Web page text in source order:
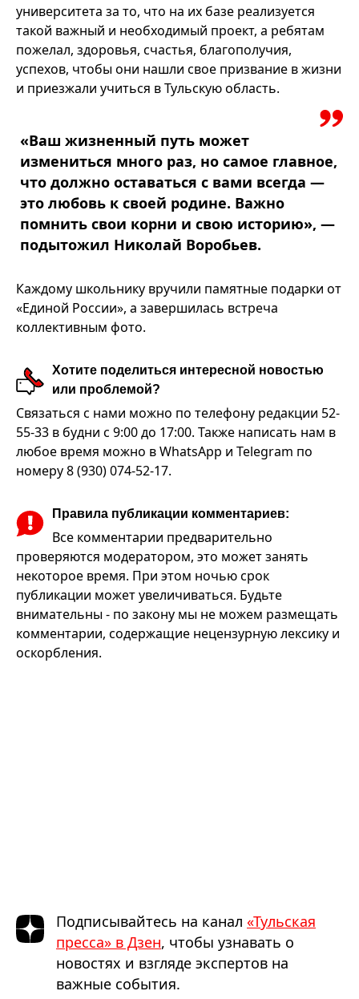
университета за то, что на их базе реализуется
такой важный и необходимый проект, а ребятам
пожелал, здоровья, счастья, благополучия,
успехов, чтобы они нашли свое призвание в жизни
и приезжали учиться в Тульскую область.
«Ваш жизненный путь может
измениться много раз, но самое главное,
что должно оставаться с вами всегда —
это любовь к своей родине. Важно
помнить свои корни и свою историю», —
подытожил Николай Воробьев.
Каждому школьнику вручили памятные подарки от
«Единой России», а завершилась встреча
коллективным фото.
Хотите поделиться интересной новостью
или проблемой?
Связаться с нами можно по телефону редакции 52-
55-33 в будни с 9:00 до 17:00. Также написать нам в
любое время можно в WhatsApp и Telegram по
номеру 8 (930) 074-52-17.
Правила публикации комментариев:
Все комментарии предварительно
проверяются модератором, это может занять
некоторое время. При этом ночью срок
публикации может увеличиваться. Будьте
внимательны - по закону мы не можем размещать
комментарии, содержащие нецензурную лексику и
оскорбления.
Подписывайтесь на канал «Тульская
пресса» в Дзен, чтобы узнавать о
новостях и взгляде экспертов на
важные события.